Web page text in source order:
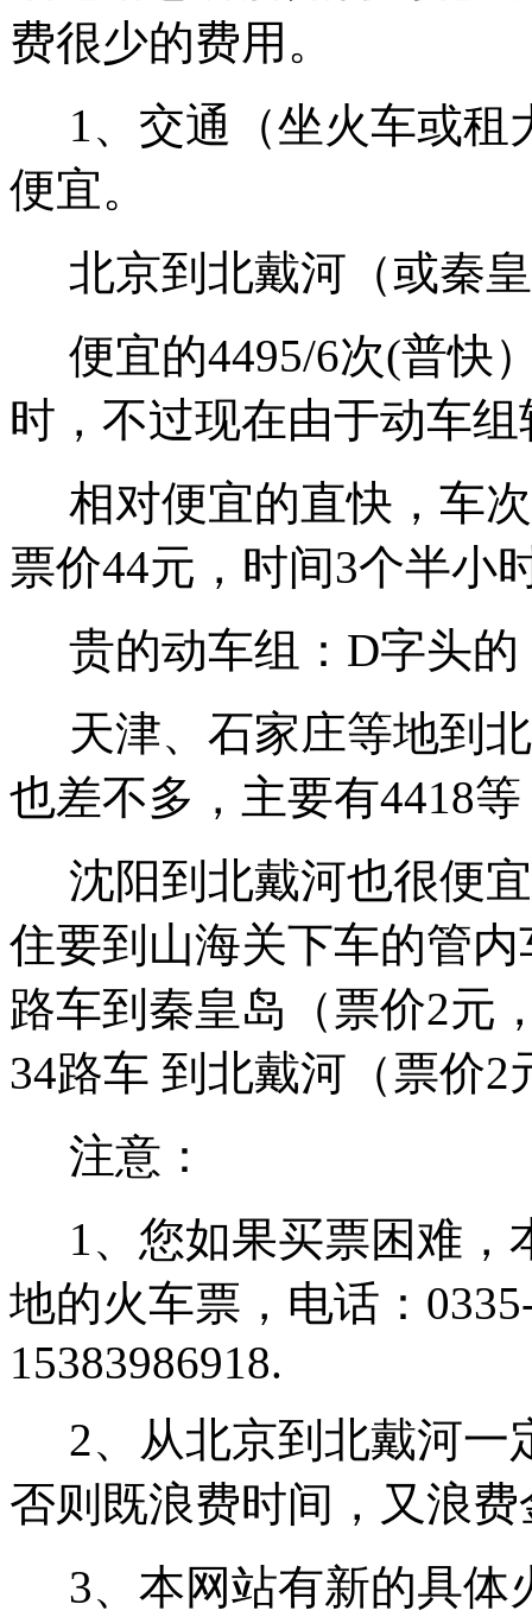
费很少的费用。
1、交通（坐火车或租
便宜。
北京到北戴河（或秦
便宜的4495/6次(普快
时，不过现在由于动车
相对便宜的直快，车
票价44元，时间3个半小
贵的动车组：D字头的
天津、石家庄等地到
也差不多，主要有4418
沈阳到北戴河也很便宜
住要到山海关下车的管
路车到秦皇岛（票价2元
34路车 到北戴河（票价2
注意：
1、您如果买票困难，
地的火车票，电话：
15383986918.
2、从北京到北戴河一
否则既浪费时间，又浪费
3、本网站有新的具体